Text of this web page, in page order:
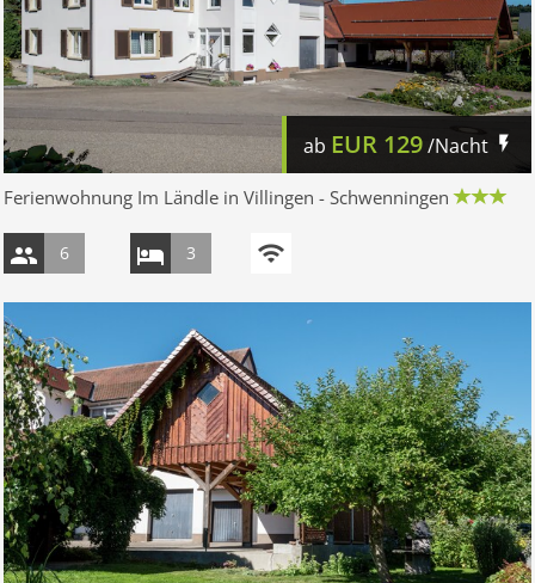
ab EUR 129/Nacht
Ferienwohnung Im Ländle in Villingen - Schwenningen
6 3